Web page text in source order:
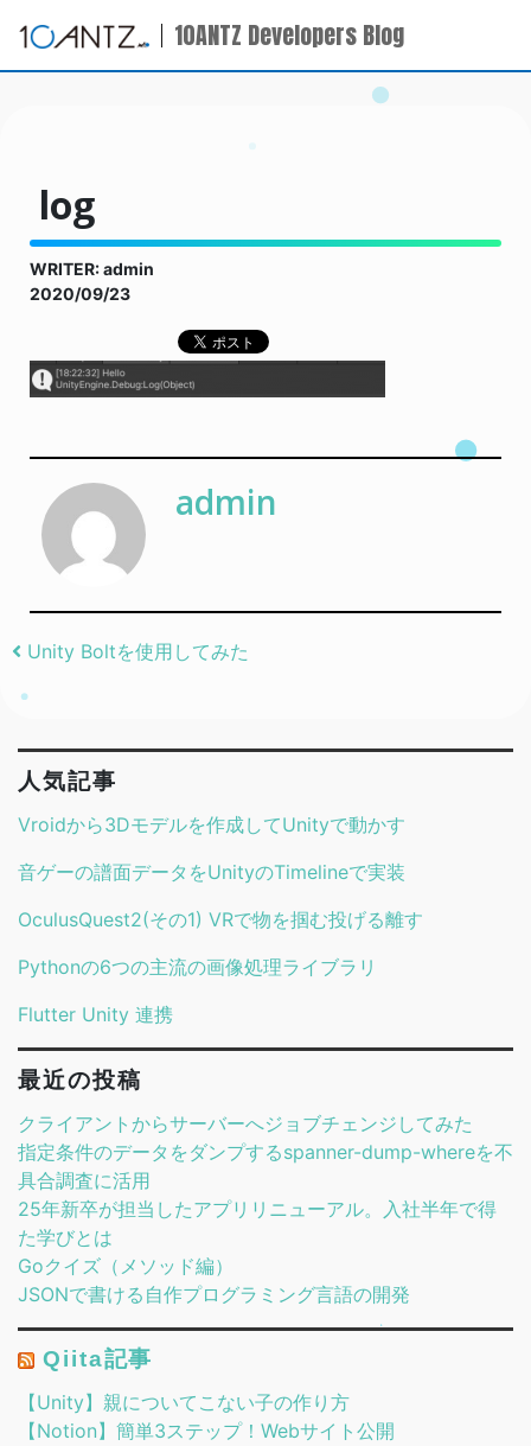
10ANTZ Developers Blog
log
WRITER: admin
2020/09/23
admin
Post navigation
Unity Boltを使用してみた
人気記事
Vroidから3Dモデルを作成してUnityで動かす
音ゲーの譜面データをUnityのTimelineで実装
OculusQuest2(その1) VRで物を掴む投げる離す
Pythonの6つの主流の画像処理ライブラリ
Flutter Unity 連携
最近の投稿
クライアントからサーバーへジョブチェンジしてみた
指定条件のデータをダンプするspanner-dump-whereを不
具合調査に活用
25年新卒が担当したアプリリニューアル。入社半年で得
た学びとは
Goクイズ（メソッド編）
JSONで書ける自作プログラミング言語の開発
Qiita記事
【Unity】親についてこない子の作り方
【Notion】簡単3ステップ！Webサイト公開